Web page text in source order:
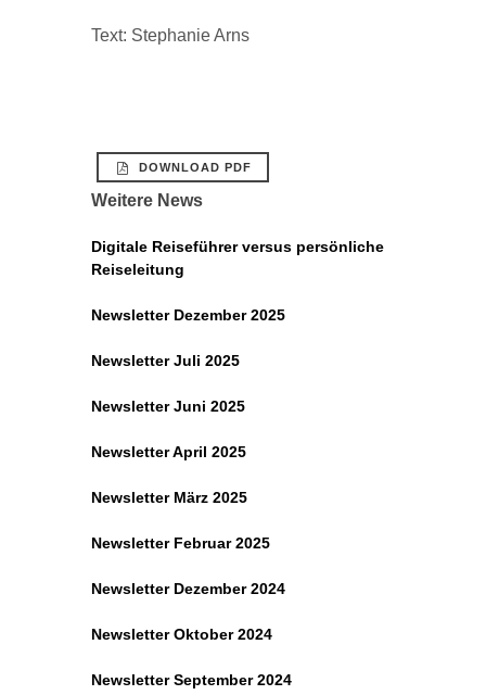
Text: Stephanie Arns
DOWNLOAD PDF
Weitere News
Digitale Reiseführer versus persönliche
Reiseleitung
Newsletter Dezember 2025
Newsletter Juli 2025
Newsletter Juni 2025
Newsletter April 2025
Newsletter März 2025
Newsletter Februar 2025
Newsletter Dezember 2024
Newsletter Oktober 2024
Newsletter September 2024